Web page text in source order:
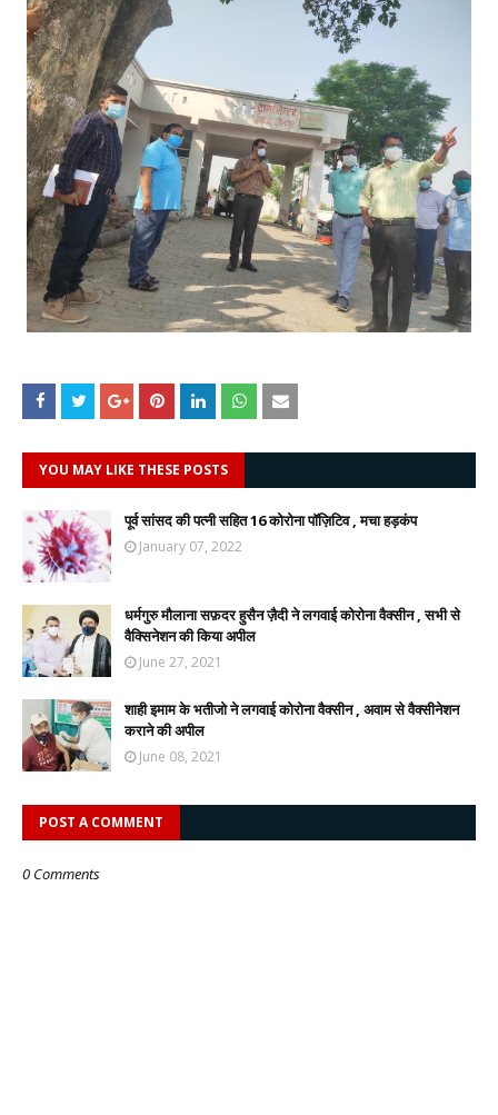
YOU MAY LIKE THESE POSTS
पूर्व सांसद की पत्नी सहित 16 कोरोना पॉज़िटिव , मचा हड़कंप
January 07, 2022
धर्मगुरु मौलाना सफ़दर हुसैन ज़ैदी ने लगवाई कोरोना वैक्सीन , सभी से
वैक्सिनेशन की किया अपील
June 27, 2021
शाही इमाम के भतीजो ने लगवाई कोरोना वैक्सीन , अवाम से वैक्सीनेशन
कराने की अपील
June 08, 2021
POST A COMMENT
0 Comments